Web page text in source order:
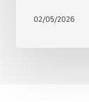
02/05/2026